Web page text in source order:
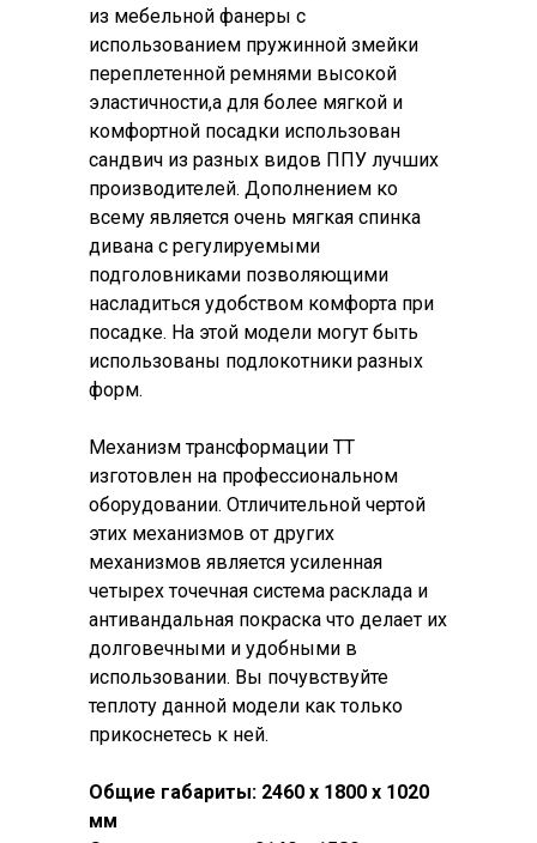
из мебельной фанеры с
использованием пружинной змейки
переплетенной ремнями высокой
эластичности,а для более мягкой и
комфортной посадки использован
сандвич из разных видов ППУ лучших
производителей. Дополнением ко
всему является очень мягкая спинка
дивана с регулируемыми
подголовниками позволяющими
насладиться удобством комфорта при
посадке. На этой модели могут быть
использованы подлокотники разных
форм.
Механизм трансформации ТТ
изготовлен на профессиональном
оборудовании. Отличительной чертой
этих механизмов от других
механизмов является усиленная
четырех точечная система расклада и
антивандальная покраска что делает их
долговечными и удобными в
использовании. Вы почувствуйте
теплоту данной модели как только
прикоснетесь к ней.
Общие габариты: 2460 х 1800 х 1020
мм